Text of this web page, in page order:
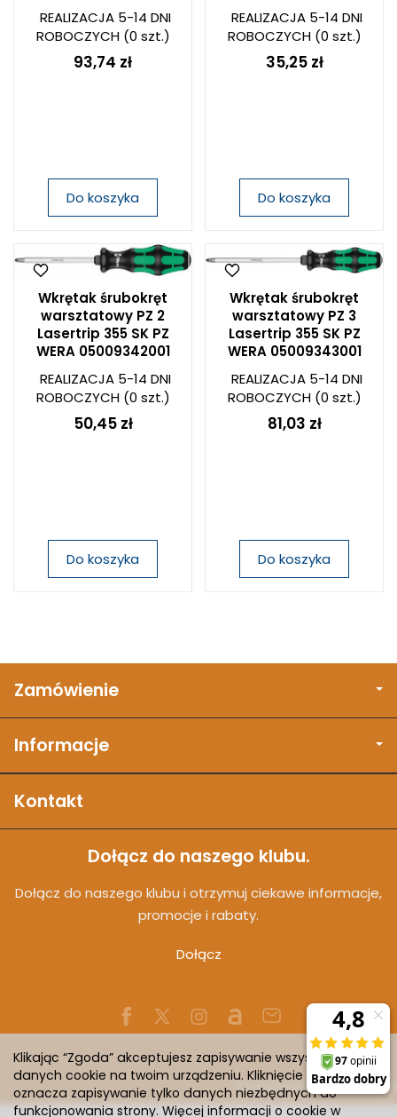
REALIZACJA 5-14 DNI
ROBOCZYCH(0 szt.)
93,74 zł
Do koszyka
REALIZACJA 5-14 DNI
ROBOCZYCH(0 szt.)
35,25 zł
Do koszyka
Wkrętak śrubokręt
warsztatowy PZ 2
Lasertrip 355 SK PZ
WERA 05009342001
REALIZACJA 5-14 DNI
ROBOCZYCH(0 szt.)
50,45 zł
Do koszyka
Wkrętak śrubokręt
warsztatowy PZ 3
Lasertrip 355 SK PZ
WERA 05009343001
REALIZACJA 5-14 DNI
ROBOCZYCH(0 szt.)
81,03 zł
Do koszyka
Zamówienie
Informacje
Kontakt
Dołącz do naszego klubu.
Dołącz do naszego klubu i otrzymuj ciekawe informacje,
promocje i rabaty.
Dołącz
Sklep internetowy SOTESHOP AI
Klikając “Zgoda” akceptujesz zapisywanie wszystkich
danych cookie na twoim urządzeniu. Kliknięcie “Odmowa”
oznacza zapisywanie tylko danych niezbędnych do
funkcjonowania strony. Więcej informacji o cookie w